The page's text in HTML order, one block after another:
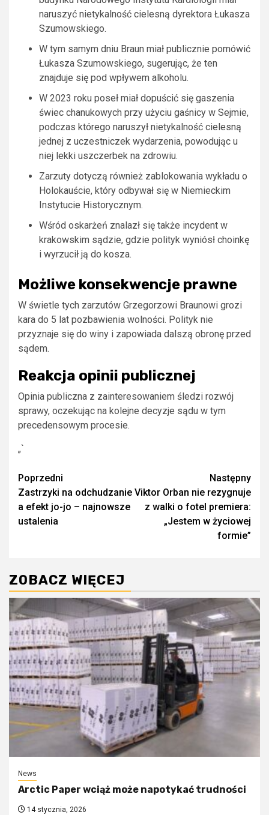
naruszyć nietykalność cielesną dyrektora Łukasza
Szumowskiego.
W tym samym dniu Braun miał publicznie pomówić
Łukasza Szumowskiego, sugerując, że ten
znajduje się pod wpływem alkoholu.
W 2023 roku poseł miał dopuścić się gaszenia
świec chanukowych przy użyciu gaśnicy w Sejmie,
podczas którego naruszył nietykalność cielesną
jednej z uczestniczek wydarzenia, powodując u
niej lekki uszczerbek na zdrowiu.
Zarzuty dotyczą również zablokowania wykładu o
Holokauście, który odbywał się w Niemieckim
Instytucie Historycznym.
Wśród oskarżeń znalazł się także incydent w
krakowskim sądzie, gdzie polityk wyniósł choinkę
i wyrzucił ją do kosza.
Możliwe konsekwencje prawne
W świetle tych zarzutów Grzegorzowi Braunowi grozi
kara do 5 lat pozbawienia wolności. Polityk nie
przyznaje się do winy i zapowiada dalszą obronę przed
sądem.
Reakcja opinii publicznej
Opinia publiczna z zainteresowaniem śledzi rozwój
sprawy, oczekując na kolejne decyzje sądu w tym
precedensowym procesie.
„`
Zobacz
wpisy
Poprzedni
Zastrzyki na odchudzanie
a efekt jo-jo – najnowsze
ustalenia
Następny
Viktor Orban nie rezygnuje
z walki o fotel premiera:
„Jestem w życiowej
formie”
ZOBACZ WIĘCEJ
News
Arctic Paper wciąż może napotykać trudności
14 stycznia, 2026